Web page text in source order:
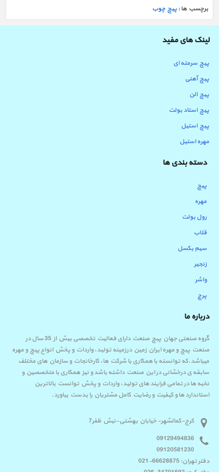
برچسب ها : پیچ چوب
لینک های مفید
پیچ سرمته ای
پیچ آهنی
پیچ الن
پیچ استاد بولت
پیچ استیل
مهره استیل
دسته بندی ها
پیچ
مهره
رول بولت
قلاب
سیم بکسل
زنجیر
واشر
پرچ
درباره ما
گروه صنعتی جهان پیچ صنعت دارای فعالیت تخصصی بیش از 35 سال در
صنعت پیچ و مهره ایران زمین درزمینه تولید، واردات و پخش انواع پیچ و مهره
میباشد.که توانسته با همکاری با شرکت ها، کارخانجات و سازمان های مختلف
سابقه ی درخشانی در این صنعت داشته باشد و نیز همکاری با متخصصین و
نخبه ها در تمامی فرایند های تولید، واردات و پخش توانست بالاترین
استاندارد ها و کیفیت و رضایت کامل مشتریان را بدست بیاورد.
کرج-کمالشهر- خیابان بهشتی-نبش ظفر7
09129494836
09120581230
دفتر تهران: 66628875-021